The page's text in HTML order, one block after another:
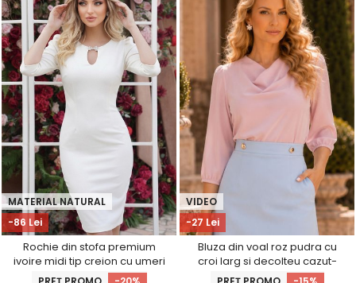
-86 Lei
MATERIAL NATURAL
Rochie din stofa premium
ivoire midi tip creion cu umeri
bufanti si accesoriu argintiu-
-27 Lei
VIDEO
Bluza din voal roz pudra cu
croi larg si decolteu cazut-
StarShinerS